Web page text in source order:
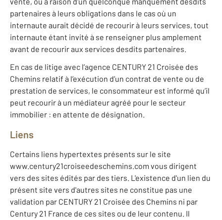
partenaires à leurs obligations dans le cas où un
internaute aurait décidé de recourir à leurs services, tout
internaute étant invité à se renseigner plus amplement
avant de recourir aux services desdits partenaires.
En cas de litige avec l’agence CENTURY 21 Croisée des
Chemins relatif à l’exécution d’un contrat de vente ou de
prestation de services, le consommateur est informé qu’il
peut recourir à un médiateur agréé pour le secteur
immobilier : en attente de désignation.
Liens
Certains liens hypertextes présents sur le site
www.century21croiseedeschemins.com vous dirigent
vers des sites édités par des tiers. L'existence d'un lien du
présent site vers d'autres sites ne constitue pas une
validation par CENTURY 21 Croisée des Chemins ni par
Century 21 France de ces sites ou de leur contenu. Il